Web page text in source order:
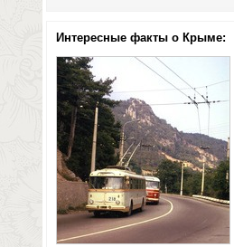
Интересные факты о Крыме: